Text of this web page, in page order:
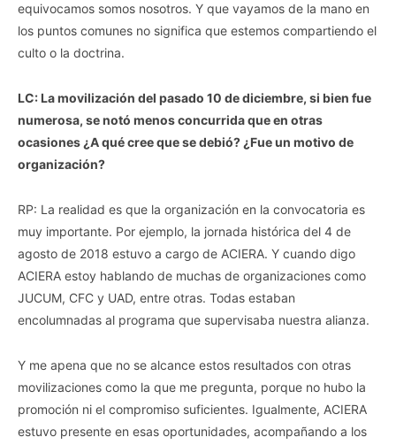
equivocamos somos nosotros. Y que vayamos de la mano en
los puntos comunes no significa que estemos compartiendo el
culto o la doctrina.
LC: La movilización del pasado 10 de diciembre, si bien fue
numerosa, se notó menos concurrida que en otras
ocasiones ¿A qué cree que se debió? ¿Fue un motivo de
organización?
RP: La realidad es que la organización en la convocatoria es
muy importante. Por ejemplo, la jornada histórica del 4 de
agosto de 2018 estuvo a cargo de ACIERA. Y cuando digo
ACIERA estoy hablando de muchas de organizaciones como
JUCUM, CFC y UAD, entre otras. Todas estaban
encolumnadas al programa que supervisaba nuestra alianza.
Y me apena que no se alcance estos resultados con otras
movilizaciones como la que me pregunta, porque no hubo la
promoción ni el compromiso suficientes. Igualmente, ACIERA
estuvo presente en esas oportunidades, acompañando a los